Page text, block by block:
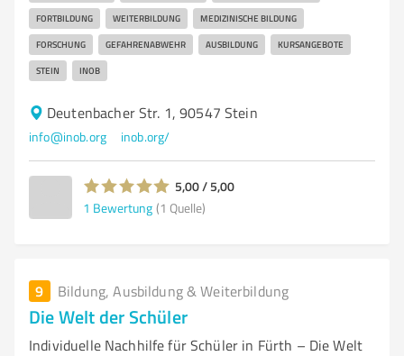
FORTBILDUNG WEITERBILDUNG MEDIZINISCHE BILDUNG
FORSCHUNG GEFAHRENABWEHR AUSBILDUNG KURSANGEBOTE
STEIN INOB
Deutenbacher Str. 1, 90547 Stein
info@inob.org inob.org/
5,00 / 5,00
1 Bewertung (1 Quelle)
9 Bildung, Ausbildung & Weiterbildung
Die Welt der Schüler
Individuelle Nachhilfe für Schüler in Fürth – Die Welt